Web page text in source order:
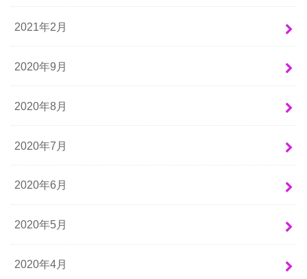
2021年2月
2020年9月
2020年8月
2020年7月
2020年6月
2020年5月
2020年4月